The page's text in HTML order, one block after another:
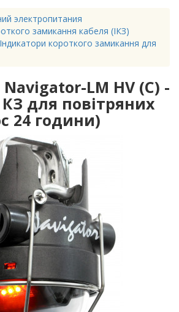
электропитания
замикання кабеля (ІКЗ)
короткого замикання для
LM HV (С) -
для повітряних
24 години)